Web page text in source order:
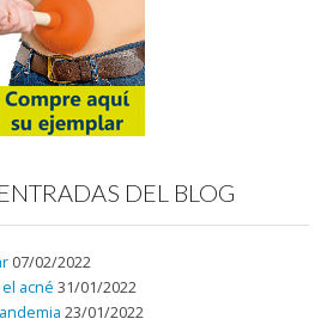
DEL BLOG
07/02/2022
acné 31/01/2022
23/01/2022